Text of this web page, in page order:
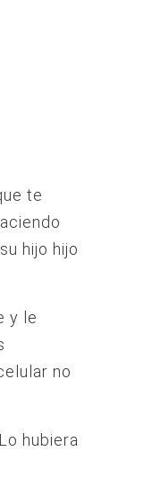
te
hijo hijo
y le
no
hubiera